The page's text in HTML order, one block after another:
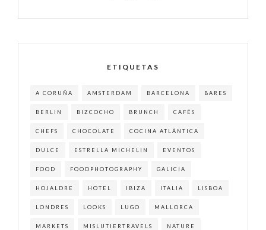
ETIQUETAS
A CORUÑA AMSTERDAM BARCELONA BARES
BERLIN BIZCOCHO BRUNCH CAFÉS
CHEFS CHOCOLATE COCINA ATLÁNTICA
DULCE ESTRELLA MICHELIN EVENTOS
FOOD FOODPHOTOGRAPHY GALICIA
HOJALDRE HOTEL IBIZA ITALIA LISBOA
LONDRES LOOKS LUGO MALLORCA
MARKETS MISLUTIERTRAVELS NATURE